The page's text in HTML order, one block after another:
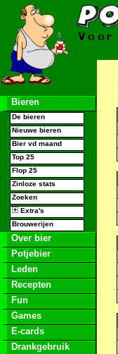
Bieren
De bieren
Nieuwe bieren
Bier vd maand
Top 25
Flop 25
Zinloze stats
Zoeken
Extra's
Brouwerijen
Over bier
Potjebier
Leden
Recepten
Fun
Games
E-cards
Drankgebruik